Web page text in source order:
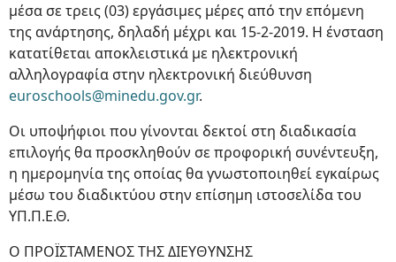
μέσα σε τρεις (03) εργάσιμες μέρες από την επόμενη
της ανάρτησης, δηλαδή μέχρι και 15-2-2019. Η ένσταση
κατατίθεται αποκλειστικά με ηλεκτρονική
αλληλογραφία στην ηλεκτρονική διεύθυνση
euroschools@minedu.gov.gr.
Οι υποψήφιοι που γίνονται δεκτοί στη διαδικασία
επιλογής θα προσκληθούν σε προφορική συνέντευξη,
η ημερομηνία της οποίας θα γνωστοποιηθεί εγκαίρως
μέσω του διαδικτύου στην επίσημη ιστοσελίδα του
ΥΠ.Π.Ε.Θ.
Ο ΠΡΟΪΣΤΑΜΕΝΟΣ ΤΗΣ ΔΙΕΥΘΥΝΣΗΣ